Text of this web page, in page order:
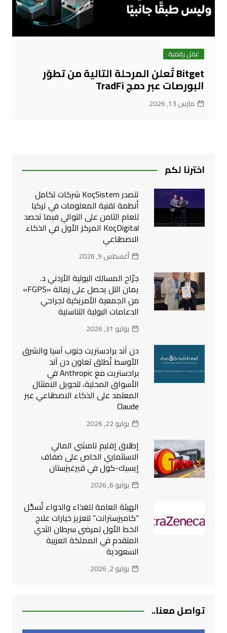
عمل رقمية
Bitget تُعلن المرحلة التالية من تطوّر
البورصات عبر دمج TradFi
مارس 13, 2026
اخترنا لكم
تتصدر KoçSistem شركات تكامل
أنظمة تقنية المعلومات في تركيا
للعام الثامن على التوالي فيما تحصد
KoçDigital المركز الأول في الذكاء
الاصطناعي
أغسطس 9, 2026
جرّاح المسالك البولية الأردني د.
يمان التل يحصل على زمالة «FGPS»
من الجمعية الأمريكية لجراحي
الدعامات البولية التناسلية
يوليو 31, 2026
دن آند برادستريت جنوب آسيا والشرق
الأوسط تُطلق تعاون دن آند
برادستريت مع Anthropic في
الأسواق المحلية، لتحويل الامتثال
المعتمد على الذكاء الاصطناعي عبر
Claude
يوليو 22, 2026
إطلاق إقليم تامشي المالي
الاستثماري الخاص على ضفاف
إيسيك-كول في قيرغيزستان
يوليو 6, 2026
الهيئة العامة للغذاء والدواء تُسجِّل
“كاميزسترانت” لتعزيز خيارات علاج
الخط الأول لمرضى سرطان الثدي
المتقدم في المملكة العربية
السعودية
يوليو 2, 2026
تواصل معنا..